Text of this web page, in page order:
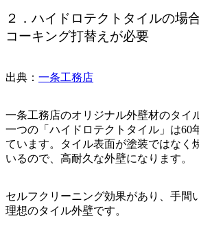
２．ハイドロテクトタイルの場
コーキング打替えが必要
出典： 一条工務店
一条工務店のオリジナル外壁材のタイ
一つの「ハイドロテクトタイル」は60
ています。タイル表面が塗装ではなく
いるので、高耐久な外壁になります。
セルフクリーニング効果があり、手間
理想のタイル外壁です。